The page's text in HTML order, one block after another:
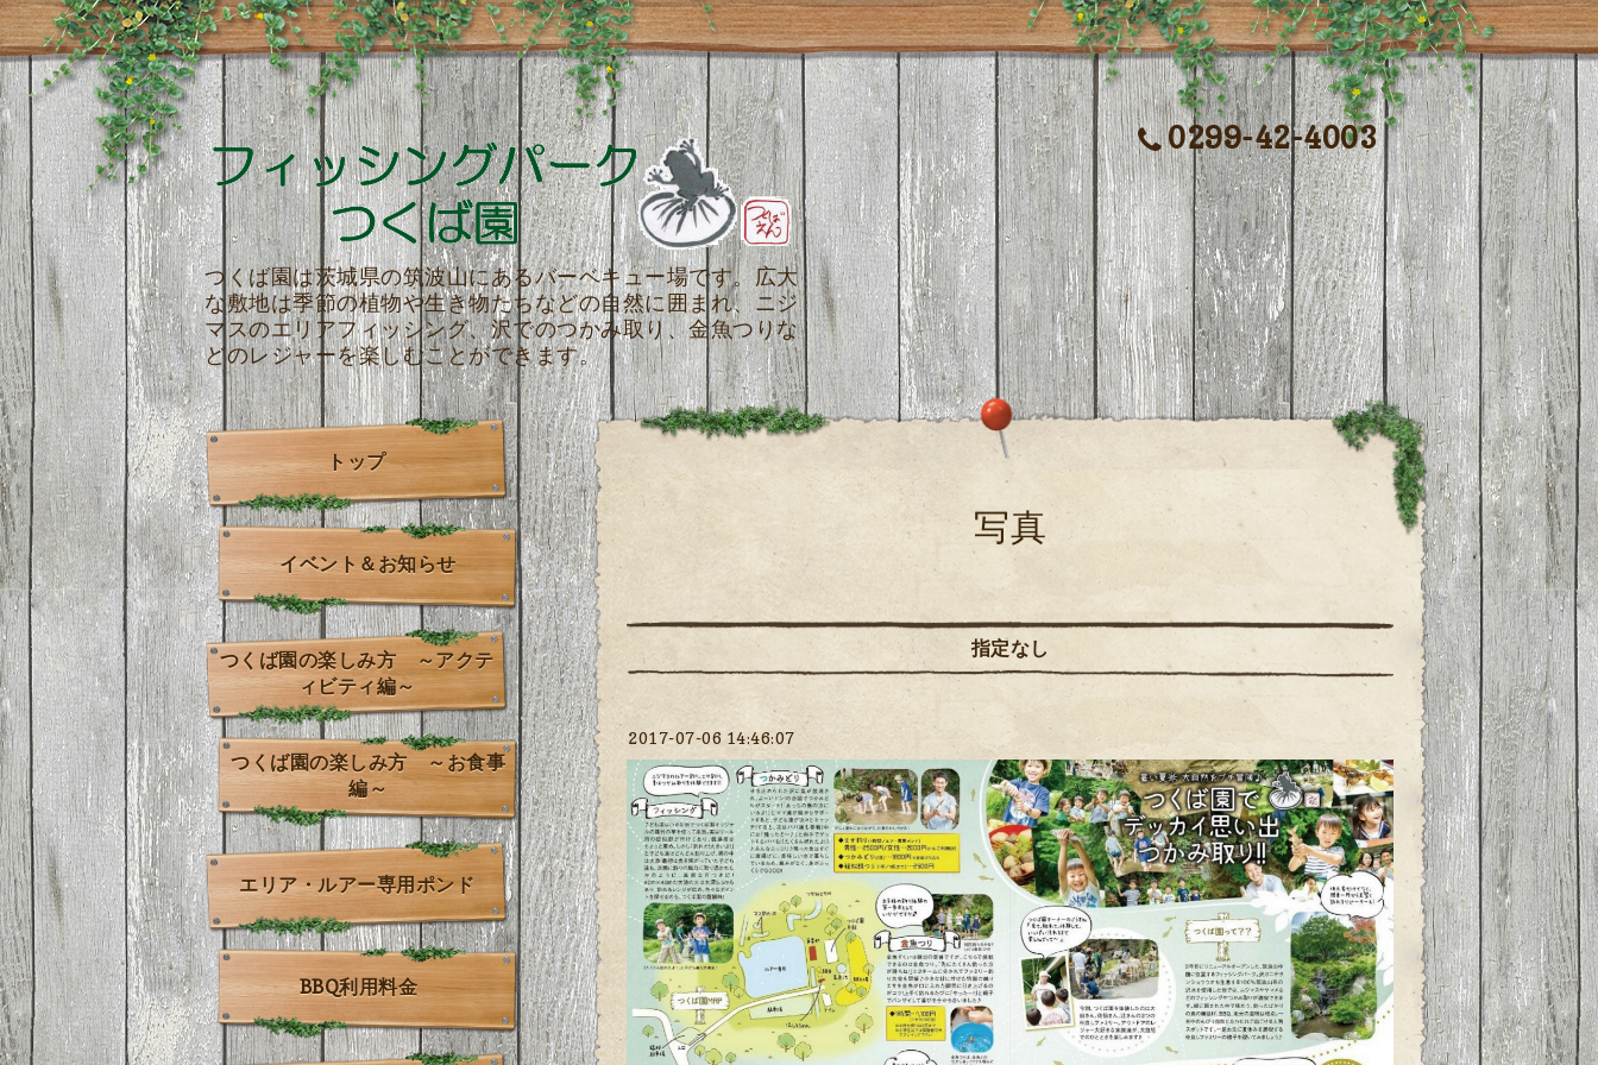
0299-42-4003
つくば園は茨城県の筑波山にあるバーベキュー場です。広大
な敷地は季節の植物や生き物たちなどの自然に囲まれ、ニジ
マスのエリアフィッシング、沢でのつかみ取り、金魚つりな
どのレジャーを楽しむことができます。
写真
指定なし
2017-07-06 14:46:07
トップ
イベント＆お知らせ
つくば園の楽しみ方 ～アクテ
ィビティ編～
つくば園の楽しみ方 ～お食事
編～
エリア・ルアー専用ポンド
BBQ利用料金